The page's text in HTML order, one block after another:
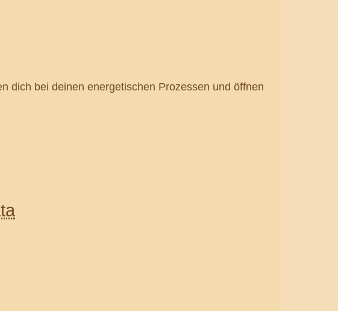
dich bei deinen energetischen Prozessen und öffnen